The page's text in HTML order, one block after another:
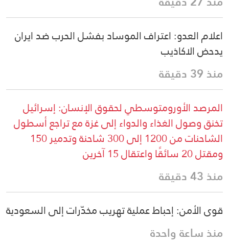
اعلام العدو: اعتراف الموساد بفشل الحرب ضد ايران
يدحض الاكاذيب
منذ 39 دقيقة
المرصد الأورومتوسطي لحقوق الإنسان: إسرائيل
تخنق وصول الغذاء والدواء إلى غزة مع تراجع أسطول
الشاحنات من 1200 إلى 300 شاحنة وتدمير 150
ومقتل 20 سائقًا واعتقال 15 آخرين
منذ 43 دقيقة
قوى الأمن: إحباط عملية تهريب مخدّرات إلى السعودية
منذ ساعة واحدة